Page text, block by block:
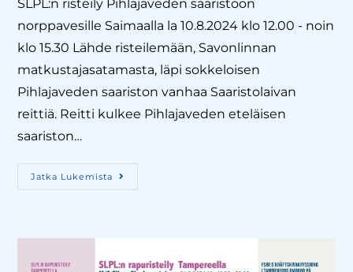
SLPL:n risteily Pihlajaveden saaristoon
norppavesille Saimaalla la 10.8.2024 klo 12.00 - noin
klo 15.30 Lähde risteilemään, Savonlinnan
matkustajasatamasta, läpi sokkeloisen
Pihlajaveden saariston vanhaa Saaristolaivan
reittiä. Reitti kulkee Pihlajaveden eteläisen
saariston…
Jatka Lukemista